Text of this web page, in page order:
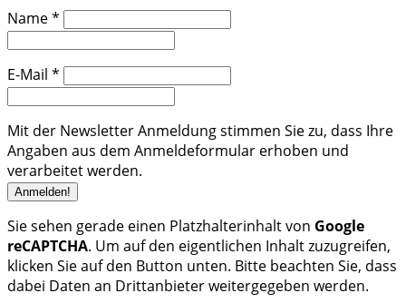
Name*
E-Mail *
Mit der Newsletter Anmeldung stimmen Sie zu, dass Ihre
Angaben aus dem Anmeldeformular erhoben und
verarbeitet werden.
Sie sehen gerade einen Platzhalterinhalt von Google
reCAPTCHA. Um auf den eigentlichen Inhalt zuzugreifen,
klicken Sie auf den Button unten. Bitte beachten Sie, dass
dabei Daten an Drittanbieter weitergegeben werden.